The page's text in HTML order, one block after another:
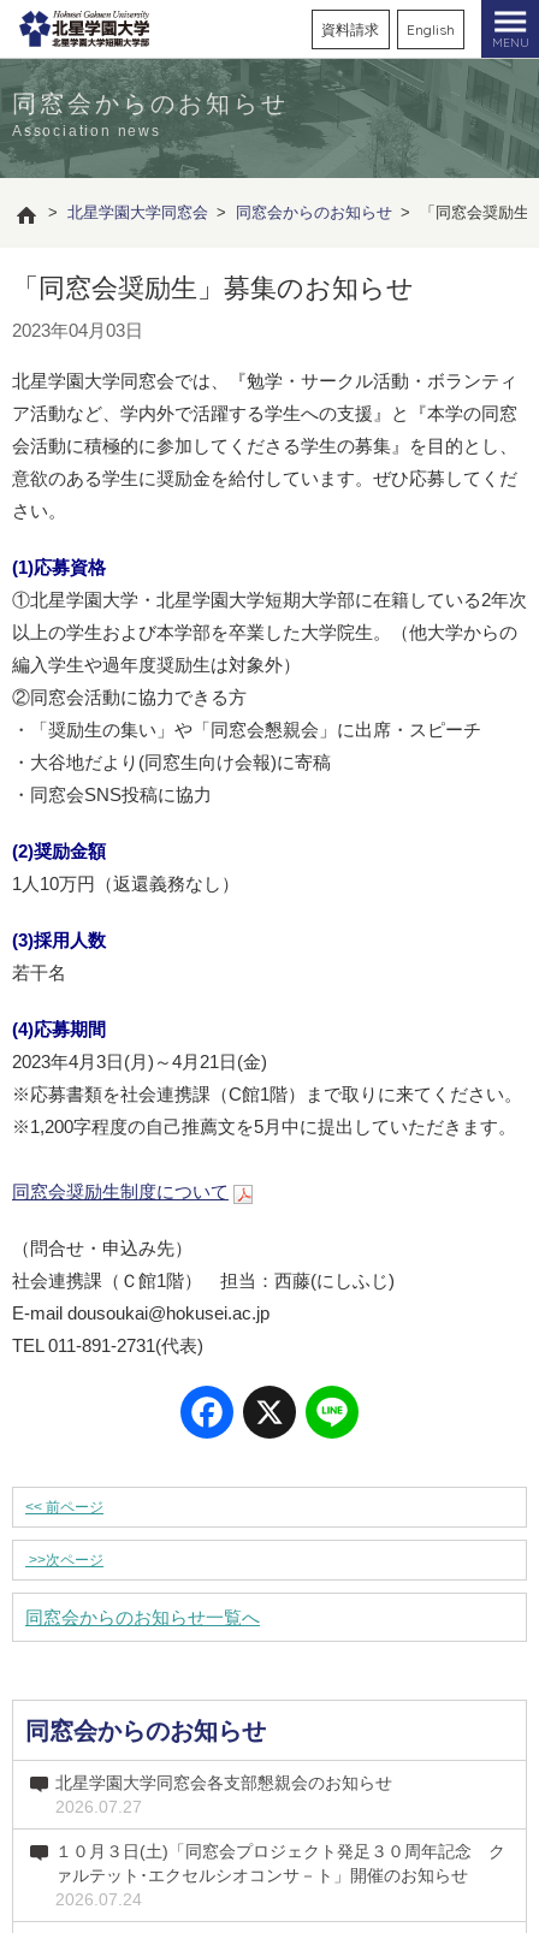
資料請求 English
MENU
同窓会からのお知らせ
Association news
> 北星学園大学同窓会 > 同窓会からのお知らせ > 「同窓会奨励生
「同窓会奨励生」募集のお知らせ
2023年04月03日
北星学園大学同窓会では、『勉学・サークル活動・ボランティ
ア活動など、学内外で活躍する学生への支援』と『本学の同窓
会活動に積極的に参加してくださる学生の募集』を目的とし、
意欲のある学生に奨励金を給付しています。ぜひ応募してくだ
さい。
(1)応募資格
①北星学園大学・北星学園大学短期大学部に在籍している2年次
以上の学生および本学部を卒業した大学院生。（他大学からの
編入学生や過年度奨励生は対象外）
②同窓会活動に協力できる方
・「奨励生の集い」や「同窓会懇親会」に出席・スピーチ
・大谷地だより(同窓生向け会報)に寄稿
・同窓会SNS投稿に協力
(2)奨励金額
1人10万円（返還義務なし）
(3)採用人数
若干名
(4)応募期間
2023年4月3日(月)～4月21日(金)
※応募書類を社会連携課（C館1階）まで取りに来てください。
※1,200字程度の自己推薦文を5月中に提出していただきます。
同窓会奨励生制度について
（問合せ・申込み先）
社会連携課（Ｃ館1階） 担当：西藤(にしふじ)
E-mail dousoukai@hokusei.ac.jp
TEL 011-891-2731(代表)
Facebook
X
<< 前ページ
>>次ページ
同窓会からのお知らせ一覧へ
同窓会からのお知らせ
北星学園大学同窓会各支部懇親会のお知らせ
2026.07.27
１０月３日(土)「同窓会プロジェクト発足３０周年記念 ク
ァルテット･エクセルシオコンサ－ト」開催のお知らせ
2026.07.24